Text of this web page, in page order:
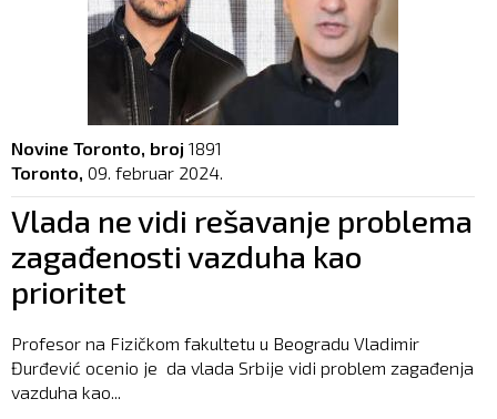
Novine Toronto, broj 1891
Toronto, 09. februar 2024.
Vlada ne vidi rešavanje problema
zagađenosti vazduha kao
prioritet
Profesor na Fizičkom fakultetu u Beogradu Vladimir
Đurđević ocenio je da vlada Srbije vidi problem zagađenja
vazduha kao...